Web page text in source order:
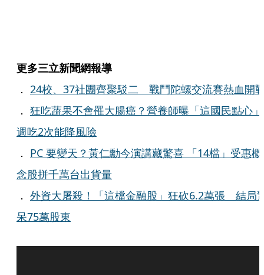
更多三立新聞網報導
． 24校、37社團齊聚駁二 戰鬥陀螺交流賽熱血開
． 狂吃蔬果不會罹大腸癌？營養師曝「這國民點心」
週吃2次能降風險
． PC 要變天？黃仁勳今演講藏驚喜 「14檔」受惠概
念股拼千萬台出貨量
． 外資大屠殺！「這檔金融股」狂砍6.2萬張 結局
呆75萬股東